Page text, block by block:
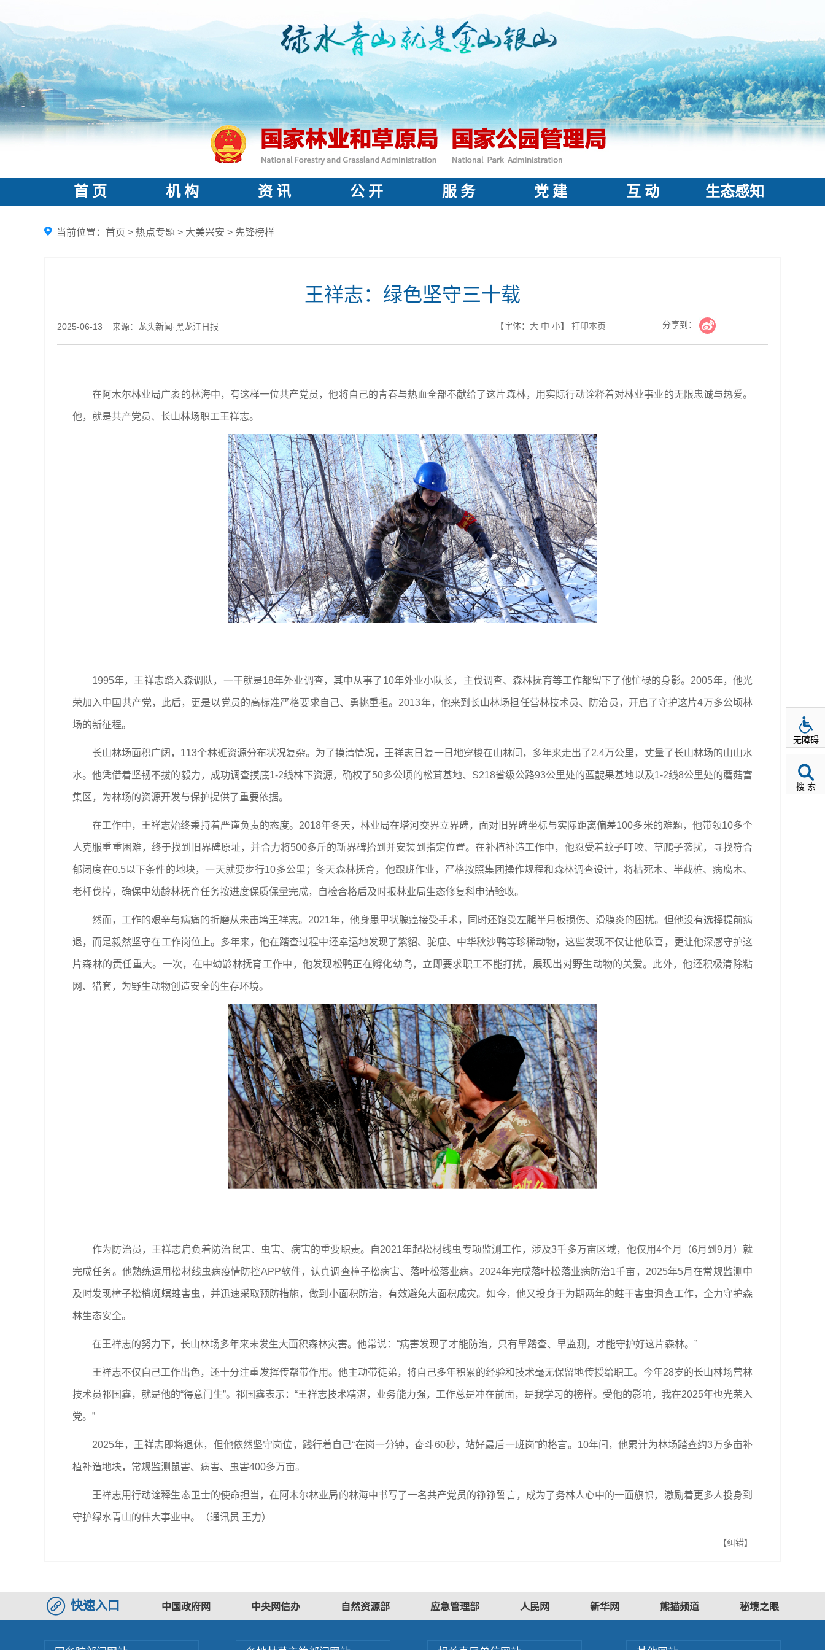
首 页 机 构 资 讯 公 开 服 务 党 建 互 动 生态感知
当前位置： 首页 > 热点专题 > 大美兴安 > 先锋榜样
王祥志：绿色坚守三十载
2025-06-13 来源：龙头新闻·黑龙江日报 【字体： 大 中 小】 打印本页 分享到：
在阿木尔林业局广袤的林海中，有这样一位共产党员，他将自己的青春与热血全部奉献给了这片森林，用实际行动诠释着对林业事业的无限忠诚与热爱。
他，就是共产党员、长山林场职工王祥志。
1995年，王祥志踏入森调队，一干就是18年外业调查，其中从事了10年外业小队长，主伐调查、森林抚育等工作都留下了他忙碌的身影。2005年，他光
荣加入中国共产党，此后，更是以党员的高标准严格要求自己、勇挑重担。2013年，他来到长山林场担任营林技术员、防治员，开启了守护这片4万多公顷林
场的新征程。
长山林场面积广阔，113个林班资源分布状况复杂。为了摸清情况，王祥志日复一日地穿梭在山林间，多年来走出了2.4万公里，丈量了长山林场的山山水
水。他凭借着坚韧不拔的毅力，成功调查摸底1-2线林下资源，确权了50多公顷的松茸基地、S218省级公路93公里处的蓝靛果基地以及1-2线8公里处的蘑菇富
集区，为林场的资源开发与保护提供了重要依据。
在工作中，王祥志始终秉持着严谨负责的态度。2018年冬天，林业局在塔河交界立界碑，面对旧界碑坐标与实际距离偏差100多米的难题，他带领10多个
人克服重重困难，终于找到旧界碑原址，并合力将500多斤的新界碑抬到并安装到指定位置。在补植补造工作中，他忍受着蚊子叮咬、草爬子袭扰，寻找符合
郁闭度在0.5以下条件的地块，一天就要步行10多公里；冬天森林抚育，他跟班作业，严格按照集团操作规程和森林调查设计，将枯死木、半截桩、病腐木、
老杆伐掉，确保中幼龄林抚育任务按进度保质保量完成，自检合格后及时报林业局生态修复科申请验收。
然而，工作的艰辛与病痛的折磨从未击垮王祥志。2021年，他身患甲状腺癌接受手术，同时还饱受左腿半月板损伤、滑膜炎的困扰。但他没有选择提前病
退，而是毅然坚守在工作岗位上。多年来，他在踏查过程中还幸运地发现了紫貂、驼鹿、中华秋沙鸭等珍稀动物，这些发现不仅让他欣喜，更让他深感守护这
片森林的责任重大。一次，在中幼龄林抚育工作中，他发现松鸭正在孵化幼鸟，立即要求职工不能打扰，展现出对野生动物的关爱。此外，他还积极清除粘
网、猎套，为野生动物创造安全的生存环境。
作为防治员，王祥志肩负着防治鼠害、虫害、病害的重要职责。自2021年起松材线虫专项监测工作，涉及3千多万亩区域，他仅用4个月（6月到9月）就
完成任务。他熟练运用松材线虫病疫情防控APP软件，认真调查樟子松病害、落叶松落业病。2024年完成落叶松落业病防治1千亩，2025年5月在常规监测中
及时发现樟子松梢斑螟蛀害虫，并迅速采取预防措施，做到小面积防治，有效避免大面积成灾。如今，他又投身于为期两年的蛀干害虫调查工作，全力守护森
林生态安全。
在王祥志的努力下，长山林场多年来未发生大面积森林灾害。他常说：“病害发现了才能防治，只有早踏查、早监测，才能守护好这片森林。”
王祥志不仅自己工作出色，还十分注重发挥传帮带作用。他主动带徒弟，将自己多年积累的经验和技术毫无保留地传授给职工。今年28岁的长山林场营林
技术员祁国鑫，就是他的“得意门生”。祁国鑫表示：“王祥志技术精湛，业务能力强，工作总是冲在前面，是我学习的榜样。受他的影响，我在2025年也光荣入
党。”
2025年，王祥志即将退休，但他依然坚守岗位，践行着自己“在岗一分钟，奋斗60秒，站好最后一班岗”的格言。10年间，他累计为林场踏查约3万多亩补
植补造地块，常规监测鼠害、病害、虫害400多万亩。
王祥志用行动诠释生态卫士的使命担当，在阿木尔林业局的林海中书写了一名共产党员的铮铮誓言，成为了务林人心中的一面旗帜，激励着更多人投身到
守护绿水青山的伟大事业中。（通讯员 王力）
【纠错】
快速入口 中国政府网 中央网信办 自然资源部 应急管理部 人民网 新华网 熊猫频道 秘境之眼
无障碍
搜 索